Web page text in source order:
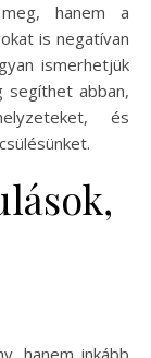
hanem a
is negatívan
ismerhetjük
segíthet abban,
és